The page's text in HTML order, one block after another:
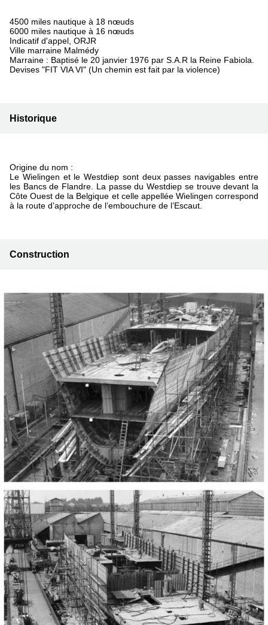
4500 miles nautique à 18 nœuds
6000 miles nautique à 16 nœuds
Indicatif d'appel, ORJR
Ville marraine Malmédy
Marraine : Baptisé le 20 janvier 1976 par S.A.R la Reine Fabiola.
Devises "FIT VIA VI" (Un chemin est fait par la violence)
Historique
Origine du nom :
Le Wielingen et le Westdiep sont deux passes navigables entre
les Bancs de Flandre. La passe du Westdiep se trouve devant la
Côte Ouest de la Belgique et celle appellée Wielingen correspond
à la route d’approche de l’embouchure de l’Escaut.
Construction